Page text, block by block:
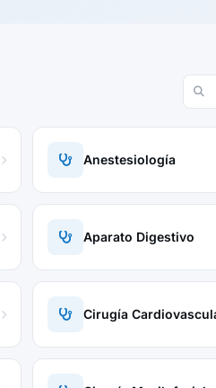
Anestesiología
Aparato Digestivo
Cirugía